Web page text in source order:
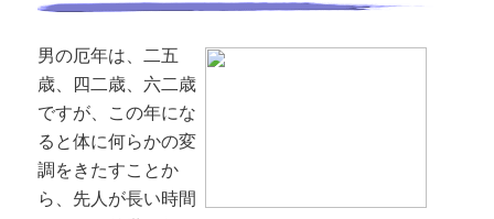
男の厄年は、二五
歳、四二歳、六二歳
ですが、この年にな
ると体に何らかの変
調をきたすことか
ら、先人が長い時間